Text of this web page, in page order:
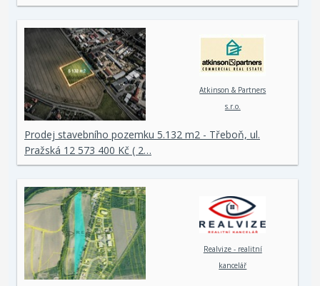
Atkinson & Partners
s.r.o.
Prodej stavebního pozemku 5.132 m2 - Třeboň, ul.
Pražská 12 573 400 Kč ( 2…
Realvize - realitní
kancelář